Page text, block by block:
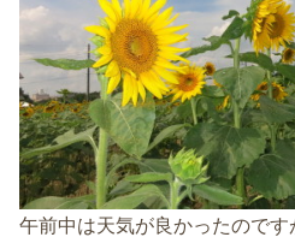
午前中は天気が良かったので